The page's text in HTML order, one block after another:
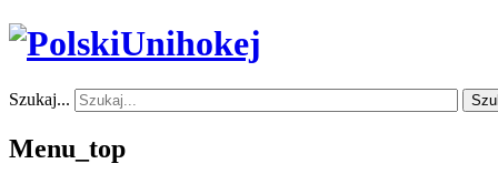
Szukaj...
Menu_top